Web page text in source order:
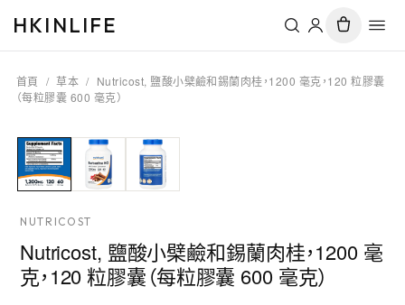
HKINLIFE
首頁 / 草本 / Nutricost, 鹽酸小檗鹼和錫蘭肉桂，1200 毫克，120 粒膠囊
（每粒膠囊 600 毫克）
NUTRICOST
Nutricost, 鹽酸小檗鹼和錫蘭肉桂，1200 毫
克，120 粒膠囊（每粒膠囊 600 毫克）